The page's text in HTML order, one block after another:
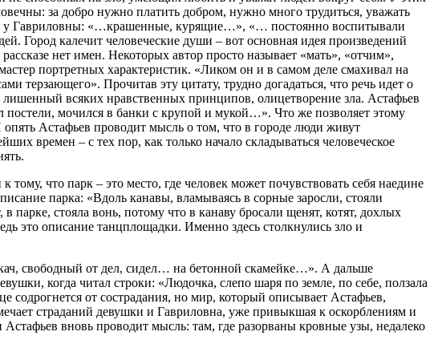
за добро нужно платить добром, нужно много трудиться, уважать
у Гавриловны: «…крашенные, курящие…», «… постоянно воспитывали
Город калечит человеческие души – вот основная идея произведений
нет имен. Некоторых автор просто называет «мать», «отчим»,
портретных характеристик. «Ликом он и в самом деле смахивал на
терзающего». Прочитав эту цитату, трудно догадаться, что речь идет о
лишенный всяких нравственных принципов, олицетворение зла. Астафьев
постели, мочился в банки с крупой и мукой…». Что же позволяет этому
Астафьев проводит мысль о том, что в городе люди живут
времен – с тех пор, как только начало складываться человеческое
что парк – это место, где человек может почувствовать себя наедине
парка: «Вдоль канавы, вламываясь в сорные заросли, стояли
стояла вонь, потому что в канаву бросали щенят, котят, дохлых
это описание танцплощадки. Именно здесь столкнулись зло и
свободный от дел, сидел… на бетонной скамейке…». А дальше
когда читал строки: «Людочка, слепо шаря по земле, по себе, ползала
содрогнется от сострадания, но мир, который описывает Астафьев,
страданий девушки и Гавриловна, уже привыкшая к оскорблениям и
вновь проводит мысль: там, где разорваны кровные узы, недалеко